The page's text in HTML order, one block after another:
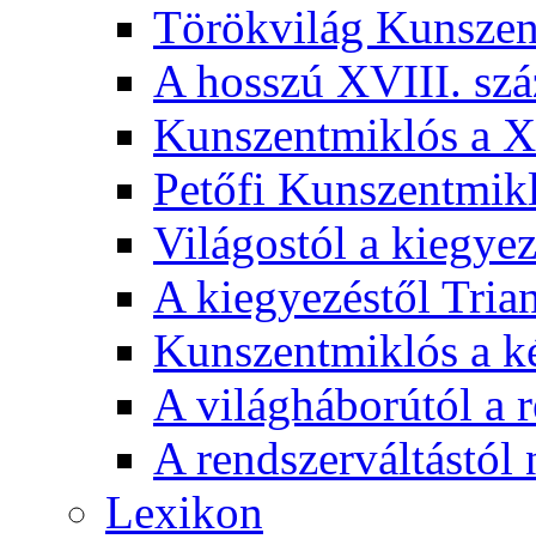
Törökvilág
A hosszú XVIII.
Kunszentmiklós a
Petőfi
Világostól a
A kiegyezéstől
Kunszentmiklós a
A világháborútól a
A rendszerváltástól
Lexikon